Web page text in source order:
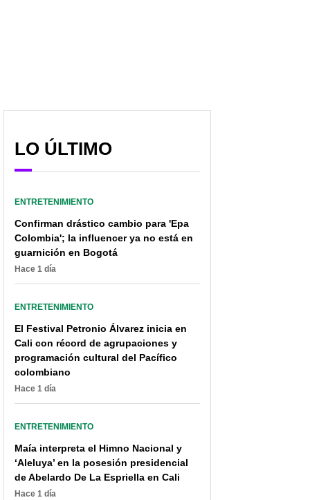
LO ÚLTIMO
ENTRETENIMIENTO
Confirman drástico cambio para 'Epa
Colombia'; la influencer ya no está en
guarnición en Bogotá
Hace 1 día
ENTRETENIMIENTO
El Festival Petronio Álvarez inicia en
Cali con récord de agrupaciones y
programación cultural del Pacífico
colombiano
Hace 1 día
ENTRETENIMIENTO
Maía interpreta el Himno Nacional y
‘Aleluya’ en la posesión presidencial
de Abelardo De La Espriella en Cali
Hace 1 día